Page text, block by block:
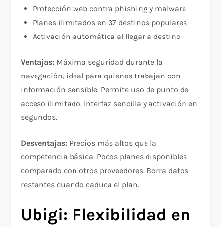
Protección web contra phishing y malware​
Planes ilimitados en 37 destinos populares​
Activación automática al llegar a destino​
Ventajas: Máxima seguridad durante la
navegación, ideal para quienes trabajan con
información sensible. Permite uso de punto de
acceso ilimitado. Interfaz sencilla y activación en
segundos.​
Desventajas: Precios más altos que la
competencia básica. Pocos planes disponibles
comparado con otros proveedores. Borra datos
restantes cuando caduca el plan.​
Ubigi: Flexibilidad en